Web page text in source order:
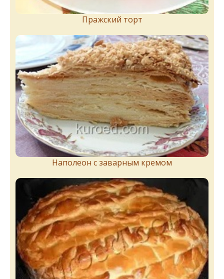
Пражский торт
Наполеон с заварным кремом